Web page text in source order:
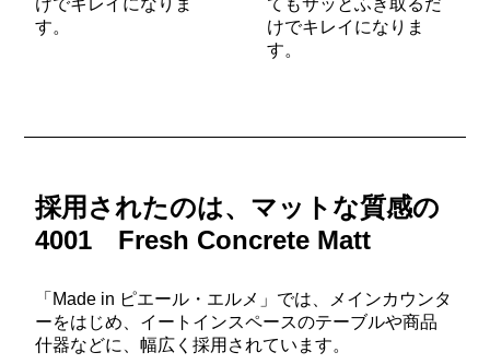
す。
けでキレイになりま
す。
採用されたのは、マットな質感の
4001 Fresh Concrete Matt
「Made in ピエール・エルメ」では、メインカウンタ
ーをはじめ、イートインスペースのテーブルや商品
什器などに、幅広く採用されています。